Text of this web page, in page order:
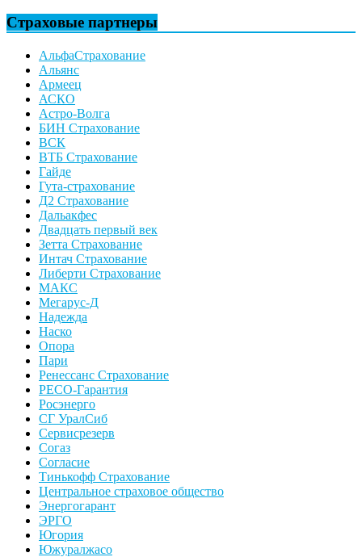
Страховые партнеры
АльфаСтрахование
Альянс
Армеец
АСКО
Астро-Волга
БИН Страхование
ВСК
ВТБ Страхование
Гайде
Гута-страхование
Д2 Страхование
Дальакфес
Двадцать первый век
Зетта Страхование
Интач Страхование
Либерти Страхование
МАКС
Мегарус-Д
Надежда
Наско
Опора
Пари
Ренессанс Страхование
РЕСО-Гарантия
Росэнерго
СГ УралСиб
Сервисрезерв
Согаз
Согласие
Тинькофф Страхование
Центральное страховое общество
Энергогарант
ЭРГО
Югория
Южуралжасо